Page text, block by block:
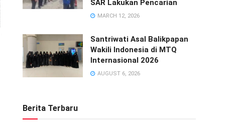
SAR Lakukan Pencarian
MARCH 12, 2026
Santriwati Asal Balikpapan
Wakili Indonesia di MTQ
Internasional 2026
AUGUST 6, 2026
Berita Terbaru